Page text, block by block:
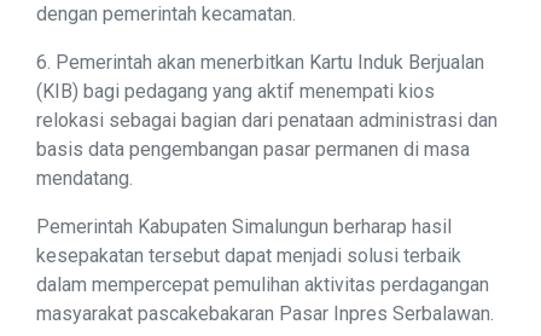
dengan pemerintah kecamatan.
6. Pemerintah akan menerbitkan Kartu Induk Berjualan
(KIB) bagi pedagang yang aktif menempati kios
relokasi sebagai bagian dari penataan administrasi dan
basis data pengembangan pasar permanen di masa
mendatang.
Pemerintah Kabupaten Simalungun berharap hasil
kesepakatan tersebut dapat menjadi solusi terbaik
dalam mempercepat pemulihan aktivitas perdagangan
masyarakat pascakebakaran Pasar Inpres Serbalawan.